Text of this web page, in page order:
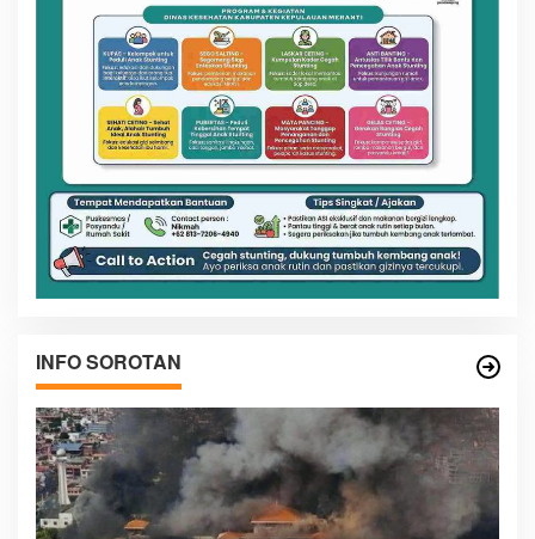
INFO SOROTAN